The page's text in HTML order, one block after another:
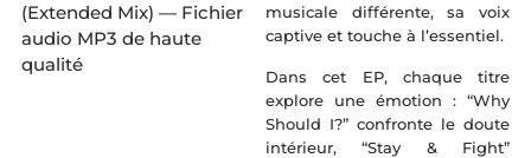
(Extended Mix) — Fichier
audio MP3 de haute
qualité
musicale différente, sa voix
captive et touche à l’essentiel.
Dans cet EP, chaque titre
explore une émotion : “Why
Should I?” confronte le doute
intérieur, “Stay & Fight”